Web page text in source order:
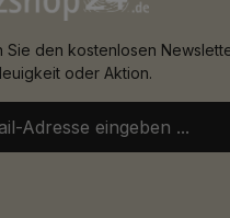
Sie den kostenlosen
oder Aktion.